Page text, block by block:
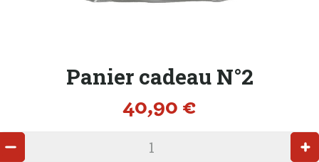
Panier cadeau N°2
40,90 €